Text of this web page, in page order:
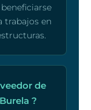
trabajos en
de
?